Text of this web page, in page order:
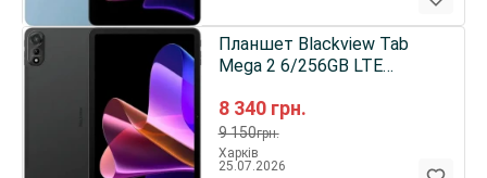
8 340 грн.
9 150грн.
Планшет Blackview Tab
Mega 2 6/256GB LTE
мишка і клавіатура) EU
Харків
25.07.2026